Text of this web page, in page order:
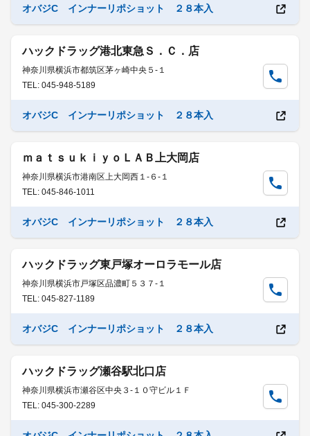
オバジC インナーリポショット ２８本入
ハックドラッグ港北東急Ｓ．Ｃ．店
神奈川県横浜市都筑区茅ヶ崎中央５-１
TEL: 045-948-5189
オバジC インナーリポショット ２８本入
ｍａｔｓｕｋｉｙｏＬＡＢ上大岡店
神奈川県横浜市港南区上大岡西１-６-１
TEL: 045-846-1011
オバジC インナーリポショット ２８本入
ハックドラッグ東戸塚オーロラモール店
神奈川県横浜市戸塚区品濃町５３７-１
TEL: 045-827-1189
オバジC インナーリポショット ２８本入
ハックドラッグ瀬谷駅北口店
神奈川県横浜市瀬谷区中央３-１０守ビル１Ｆ
TEL: 045-300-2289